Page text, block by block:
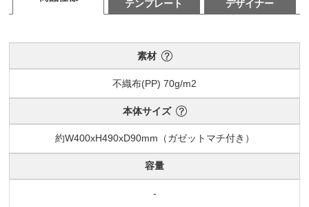
テンプレート デザイナー
素材
不織布(PP) 70g/m2
本体サイズ
約W400xH490xD90mm（ガゼットマチ付き）
容量
-